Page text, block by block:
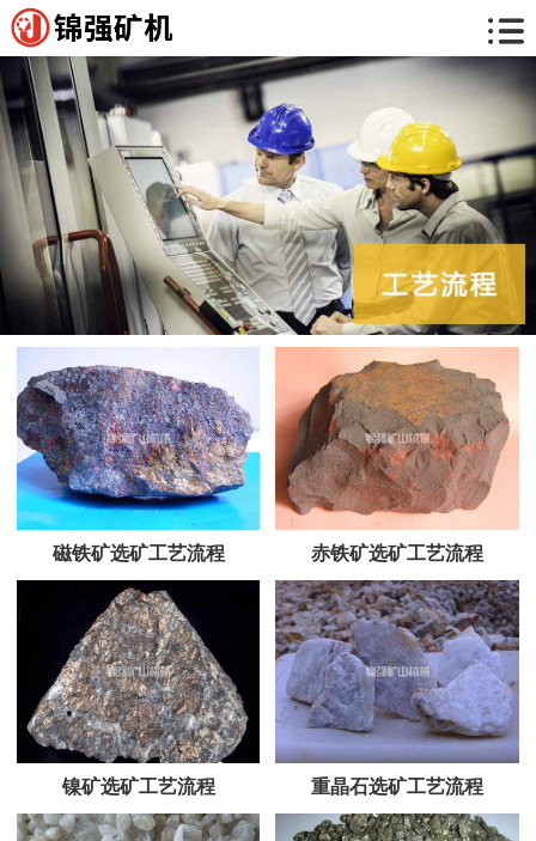
磁铁矿选矿工艺流程 赤铁矿选矿工艺流程
镍矿选矿工艺流程 重晶石选矿工艺流程